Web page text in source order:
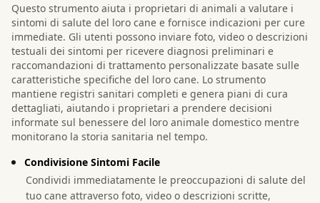
Questo strumento aiuta i proprietari di animali a valutare i
sintomi di salute del loro cane e fornisce indicazioni per cure
immediate. Gli utenti possono inviare foto, video o descrizioni
testuali dei sintomi per ricevere diagnosi preliminari e
raccomandazioni di trattamento personalizzate basate sulle
caratteristiche specifiche del loro cane. Lo strumento
mantiene registri sanitari completi e genera piani di cura
dettagliati, aiutando i proprietari a prendere decisioni
informate sul benessere del loro animale domestico mentre
monitorano la storia sanitaria nel tempo.
Condivisione Sintomi Facile
Condividi immediatamente le preoccupazioni di salute del
tuo cane attraverso foto, video o descrizioni scritte,